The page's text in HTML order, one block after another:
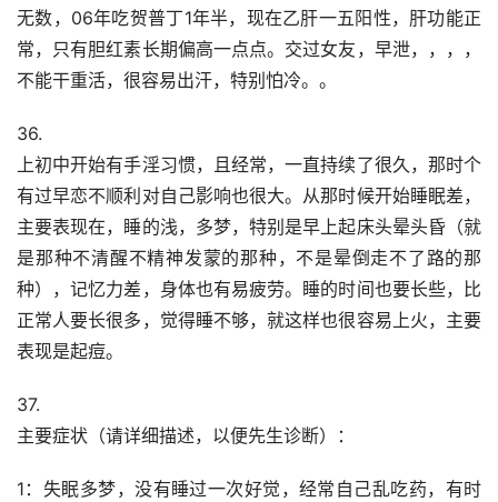
无数，06年吃贺普丁1年半，现在乙肝一五阳性，肝功能正
常，只有胆红素长期偏高一点点。交过女友，早泄，，，，
不能干重活，很容易出汗，特别怕冷。。
36.
上初中开始有手淫习惯，且经常，一直持续了很久，那时个
有过早恋不顺利对自己影响也很大。从那时候开始睡眠差，
主要表现在，睡的浅，多梦，特别是早上起床头晕头昏（就
是那种不清醒不精神发蒙的那种，不是晕倒走不了路的那
种），记忆力差，身体也有易疲劳。睡的时间也要长些，比
正常人要长很多，觉得睡不够，就这样也很容易上火，主要
表现是起痘。
37.
主要症状（请详细描述，以便先生诊断）：
1：失眠多梦，没有睡过一次好觉，经常自己乱吃药，有时